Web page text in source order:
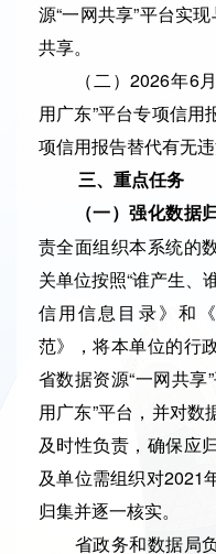
源“一网共享”平台实
共享。
（二）2026年6月
用广东”平台专项信
项信用报告替代有无违
三、重点任务
（一）强化数据归
责全面组织本系统的
关单位按照“谁产生、
信用信息目录》和
范》，将本单位的行
省数据资源“一网共享
用广东”平台，并对数
及时性负责，确保应
及单位需组织对2021
归集并逐一核实。
省政务和数据局负